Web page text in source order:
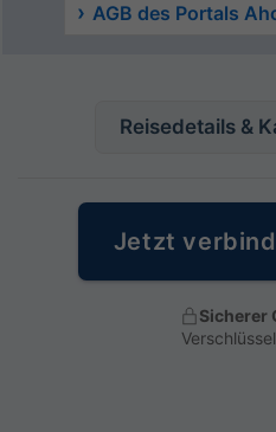
AGB des Portals
Reisedetails &
Jetzt
Sicherer